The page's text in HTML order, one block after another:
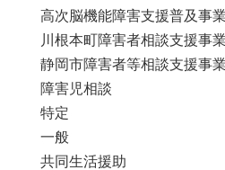
高次脳機能障害支援普及事業
川根本町障害者相談支援事業
静岡市障害者等相談支援事業
障害児相談
特定
一般
共同生活援助